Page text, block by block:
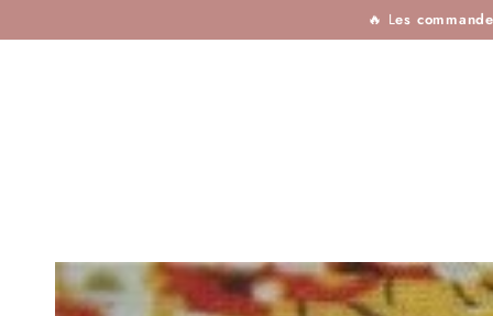
🔥 Les
IGNORER LES
INFORMATIONS SUR
LE PRODUIT